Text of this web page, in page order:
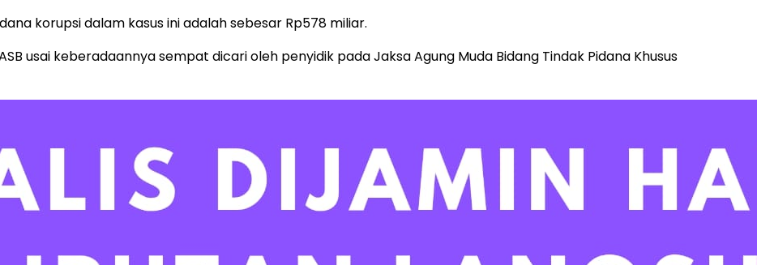
korupsi dalam kasus ini adalah sebesar Rp578 miliar.
usai keberadaannya sempat dicari oleh penyidik pada Jaksa Agung Muda Bidang Tindak Pidana Khusus